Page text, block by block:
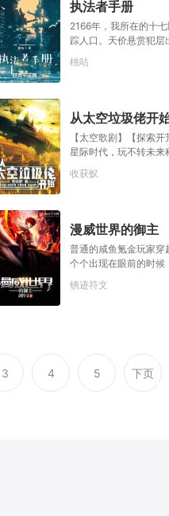
执法者手册
2166年，我所在的十
踪人口。天价悬赏犯层
桃咕
从太空垃圾佬开
【太空歌剧】【探索
星际时代，玩不转未来
画饼，不必事事皆精
弟妹妹两个拖油瓶？
收获蚁
漫威世界的御主
普通的咸鱼氪金玩家穿
个个出现在眼前的时候
望。我是你们的御主
产抽黑贞啊！
锈迹符文
3 4 5 下页